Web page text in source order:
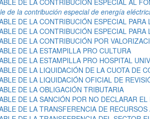
DE LA CONTRIBUCIÓN ESPECIAL AL
de la contribución especial de energía
DE LA CONTRIBUCIÓN ESPECIAL
DE LA CONTRIBUCIÓN ESPECIAL
DE LA CONTRIBUCIÓN POR
DE LA ESTAMPILLA PRO CULTURA
DE LA ESTAMPILLA PRO HOSPITAL
DE LA LIQUIDACIÓN DE LA CUOTA DE
DE LA LIQUIDACIÓN OFICIAL DE
DE LA OBLIGACIÓN TRIBUTARIA
DE LA SANCIÓN POR NO DECLARAR
DE LA TRANSFERENCIA DE